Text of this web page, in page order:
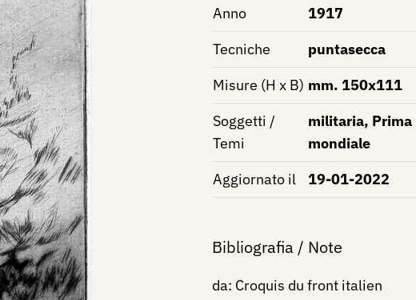
Anno
1917
Tecniche
puntasecca
Misure (H x B) mm. 150x111
Soggetti /
Temi
militaria, Prima
mondiale
Aggiornato il
19-01-2022
Bibliografia / Note
da: Croquis du front italien